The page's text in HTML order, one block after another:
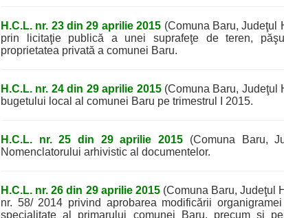
H.C.L. nr. 23 din 29 aprilie 2015 (Comuna Baru, Judeţul
prin licitaţie publică a unei suprafeţe de teren,
proprietatea privată a comunei Baru.
H.C.L. nr. 24 din 29 aprilie 2015(Comuna Baru, Judeţul
bugetului local al comunei Baru pe trimestrul I 2015.
H.C.L. nr. 25 din 29 aprilie 2015 (Comuna Baru,
Nomenclatorului arhivistic al documentelor.
H.C.L. nr. 26 din 29 aprilie 2015(Comuna Baru, Judeţul
nr. 58/ 2014 privind aprobarea modificării
specialitate al primarului comunei Baru, precum şi